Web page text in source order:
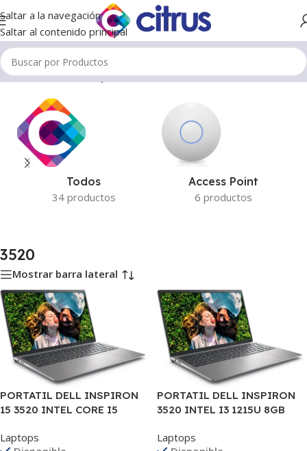
Saltar a la navegación
Saltar al contenido principal
Inicio/Productos etiquetados “3520”
Todos
34 productos
Access Point
6 productos
3520
Mostrar barra lateral
PORTATIL DELL INSPIRON
15 3520 INTEL CORE I5
15.6″
Laptops
PORTATIL DELL INSPIRON
3520 INTEL I3 1215U 8GB
Laptops